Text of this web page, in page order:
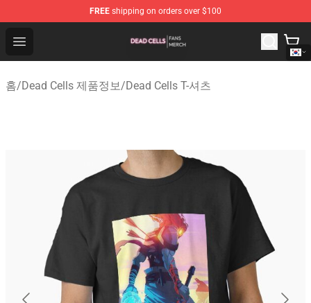
FREE shipping on orders over $100
Open menu
Dead Cells Shop - Official Dead Cells Merchandise Store
홈/Dead Cells 제품정보/Dead Cells T-셔츠